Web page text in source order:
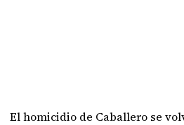
El homicidio de Caballero se